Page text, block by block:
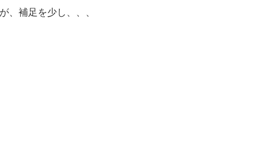
、補足を少し、、、